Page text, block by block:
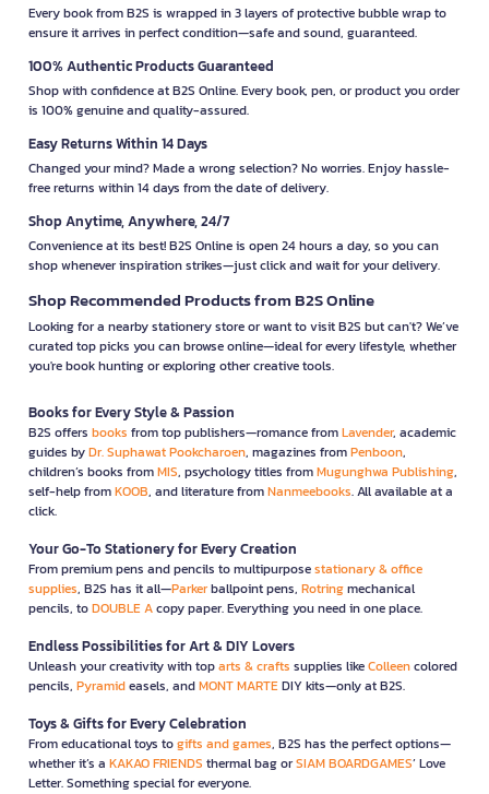
Every book from B2S is wrapped in 3 layers of protective bubble wrap to
ensure it arrives in perfect condition—safe and sound, guaranteed.
100% Authentic Products Guaranteed
Shop with confidence at B2S Online. Every book, pen, or product you order
is 100% genuine and quality-assured.
Easy Returns Within 14 Days
Changed your mind? Made a wrong selection? No worries. Enjoy hassle-
free returns within 14 days from the date of delivery.
Shop Anytime, Anywhere, 24/7
Convenience at its best! B2S Online is open 24 hours a day, so you can
shop whenever inspiration strikes—just click and wait for your delivery.
Shop Recommended Products from B2S Online
Looking for a nearby stationery store or want to visit B2S but can't? We’ve
curated top picks you can browse online—ideal for every lifestyle, whether
you're book hunting or exploring other creative tools.
Books for Every Style & Passion
B2S offers books from top publishers—romance fromLavender, academic
guides byDr. Suphawat Pookcharoen, magazines fromPenboon,
children’s books fromMIS, psychology titles fromMugunghwa Publishing,
self-help fromKOOB, and literature fromNanmeebooks. All available at a
click.
Your Go-To Stationery for Every Creation
From premium pens and pencils to multipurposestationary & office
supplies, B2S has it all—Parkerballpoint pens, Rotringmechanical
pencils, toDOUBLE Acopy paper. Everything you need in one place.
Endless Possibilities for Art & DIY Lovers
Unleash your creativity with toparts & crafts supplies likeColleencolored
pencils, Pyramideasels, andMONT MARTEDIY kits—only at B2S.
Toys & Gifts for Every Celebration
From educational toys togifts and games, B2S has the perfect options—
whether it’s a KAKAO FRIENDS thermal bag orSIAM BOARDGAMES’ Love
Letter. Something special for everyone.